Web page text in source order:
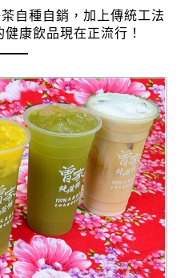
自種自銷，加上傳統工法
康飲品現在正流行！